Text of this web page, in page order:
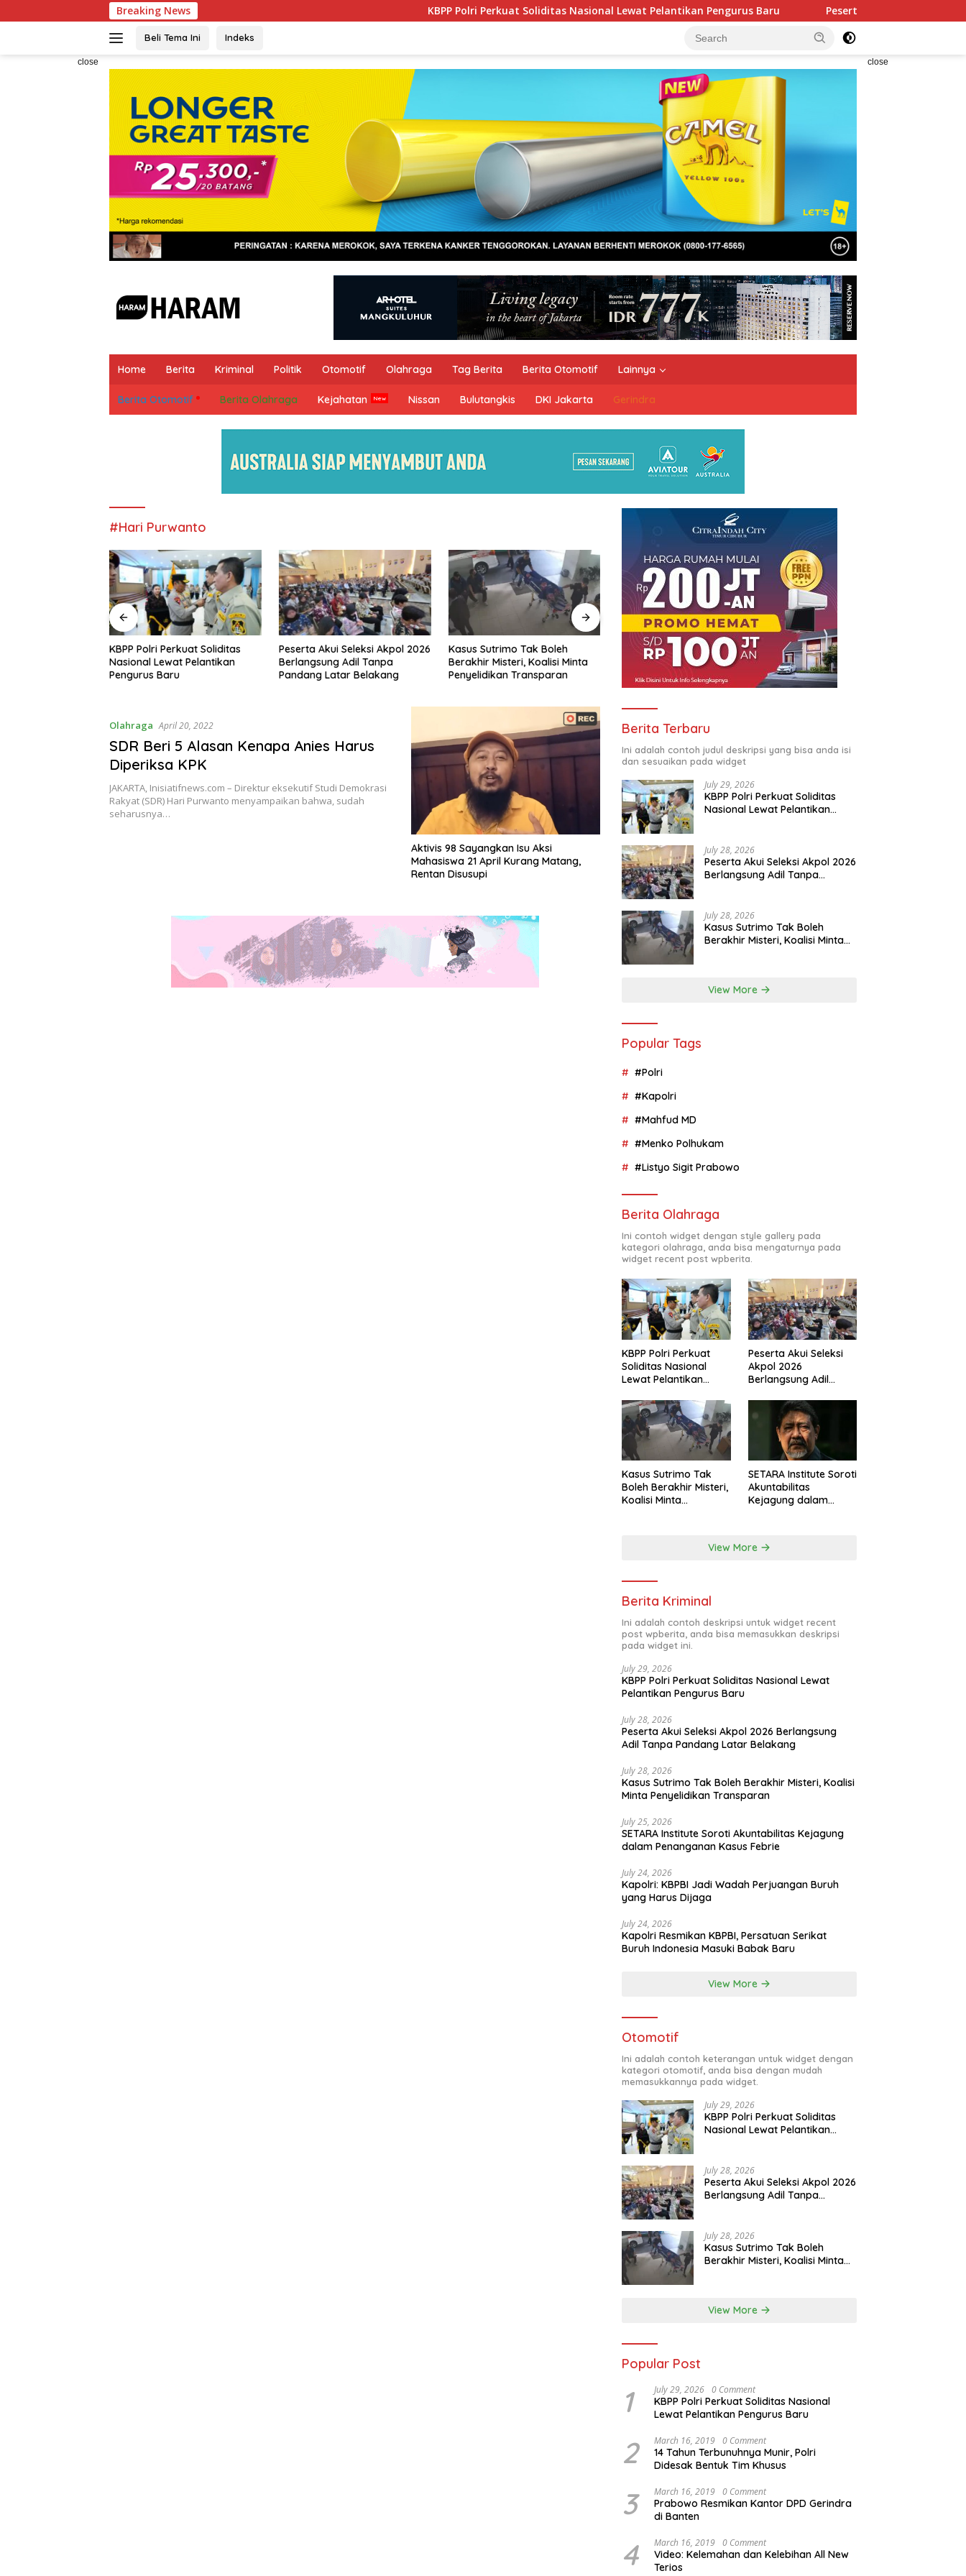
to
Breaking News KBPP Polri Perkuat Soliditas Nasional Lewat Pelantikan Pengurus Baru Peserta Akui Seleksi Akpol 2026
Beli Tema Ini Indeks
close close
Home Berita Kriminal Politik Otomotif Olahraga Tag Berita Berita Otomotif Lainnya
Berita Otomotif Berita Olahraga Kejahatan Nissan Bulutangkis DKI Jakarta Gerindra
#Hari Purwanto
Peserta Akui Seleksi Akpol 2026
Berlangsung Adil Tanpa
Pandang Latar Belakang
Kasus Sutrimo Tak Boleh
Berakhir Misteri, Koalisi Minta
Penyelidikan Transparan
SETARA Institute Soroti
Akuntabilitas Kejagung dalam
Penanganan Kasus Febrie
Kapolri: KBPBI Jadi Wadah
Perjuangan Buruh yang Harus
Dijaga
Kapolri Resmikan KBPBI,
Persatuan Serikat Buruh
Indonesia Masuki Babak Baru
Olahraga April 20, 2022
SDR Beri 5 Alasan Kenapa Anies Harus
Diperiksa KPK
JAKARTA, Inisiatifnews.com – Direktur eksekutif Studi Demokrasi
Rakyat (SDR) Hari Purwanto menyampaikan bahwa, sudah
seharusnya…
Aktivis 98 Sayangkan Isu Aksi
Mahasiswa 21 April Kurang Matang,
Rentan Disusupi
Berita Terbaru
Ini adalah contoh judul deskripsi yang bisa anda isi
dan sesuaikan pada widget
July 29, 2026
KBPP Polri Perkuat Soliditas
Nasional Lewat Pelantikan
July 28, 2026
Peserta Akui Seleksi Akpol 2026
Berlangsung Adil Tanpa
July 28, 2026
Kasus Sutrimo Tak Boleh
Berakhir Misteri, Koalisi Minta
View More
Popular Tags
#Polri
#Kapolri
#Mahfud MD
#Menko Polhukam
#Listyo Sigit Prabowo
Berita Olahraga
Ini contoh widget dengan style gallery pada
kategori olahraga, anda bisa mengaturnya pada
widget recent post wpberita.
KBPP Polri Perkuat
Soliditas Nasional
Lewat Pelantikan
Peserta Akui Seleksi
Akpol 2026
Berlangsung Adil
Belakang
Kasus Sutrimo Tak
Boleh Berakhir Misteri,
Koalisi Minta
SETARA Institute Soroti
Akuntabilitas
Kejagung dalam
View More
Berita Kriminal
Ini adalah contoh deskripsi untuk widget recent
post wpberita, anda bisa memasukkan deskripsi
pada widget ini.
July 29, 2026
KBPP Polri Perkuat Soliditas Nasional Lewat
Pelantikan Pengurus Baru
July 28, 2026
Peserta Akui Seleksi Akpol 2026 Berlangsung
Adil Tanpa Pandang Latar Belakang
July 28, 2026
Kasus Sutrimo Tak Boleh Berakhir Misteri, Koalisi
Minta Penyelidikan Transparan
July 25, 2026
SETARA Institute Soroti Akuntabilitas Kejagung
dalam Penanganan Kasus Febrie
July 24, 2026
Kapolri: KBPBI Jadi Wadah Perjuangan Buruh
yang Harus Dijaga
July 24, 2026
Kapolri Resmikan KBPBI, Persatuan Serikat
Buruh Indonesia Masuki Babak Baru
View More
Otomotif
Ini adalah contoh keterangan untuk widget dengan
kategori otomotif, anda bisa dengan mudah
memasukkannya pada widget.
July 29, 2026
KBPP Polri Perkuat Soliditas
Nasional Lewat Pelantikan
July 28, 2026
Peserta Akui Seleksi Akpol 2026
Berlangsung Adil Tanpa
July 28, 2026
Kasus Sutrimo Tak Boleh
Berakhir Misteri, Koalisi Minta
View More
Popular Post
1 July 29, 2026 0 Comment
KBPP Polri Perkuat Soliditas Nasional
Lewat Pelantikan Pengurus Baru
2 March 16, 2019 0 Comment
14 Tahun Terbunuhnya Munir, Polri
Didesak Bentuk Tim Khusus
3 March 16, 2019 0 Comment
Prabowo Resmikan Kantor DPD Gerindra
di Banten
4 March 16, 2019 0 Comment
Video: Kelemahan dan Kelebihan All New
Terios